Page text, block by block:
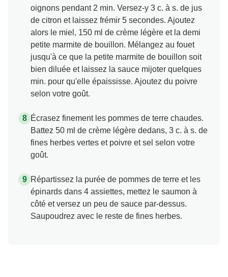
oignons pendant 2 min. Versez-y 3 c. à s. de jus
de citron et laissez frémir 5 secondes. Ajoutez
alors le miel, 150 ml de crème légère et la demi
petite marmite de bouillon. Mélangez au fouet
jusqu'à ce que la petite marmite de bouillon soit
bien diluée et laissez la sauce mijoter quelques
min. pour qu'elle épaississe. Ajoutez du poivre
selon votre goût.
Écrasez finement les pommes de terre chaudes.
Battez 50 ml de crème légère dedans, 3 c. à s. de
fines herbes vertes et poivre et sel selon votre
goût.
Répartissez la purée de pommes de terre et les
épinards dans 4 assiettes, mettez le saumon à
côté et versez un peu de sauce par-dessus.
Saupoudrez avec le reste de fines herbes.